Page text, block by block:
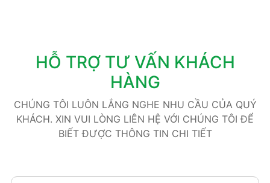
HỖ TRỢ TƯ VẤN KHÁCH
HÀNG
CHÚNG TÔI LUÔN LẮNG NGHE NHU CẦU CỦA QUÝ
KHÁCH. XIN VUI LÒNG LIÊN HỆ VỚI CHÚNG TÔI ĐỂ
BIẾT ĐƯỢC THÔNG TIN CHI TIẾT